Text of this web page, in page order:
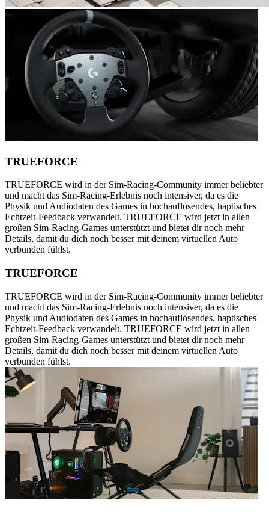
TRUEFORCE
TRUEFORCE wird in der Sim-Racing-Community immer beliebter
und macht das Sim-Racing-Erlebnis noch intensiver, da es die
Physik und Audiodaten des Games in hochauflösendes, haptisches
Echtzeit-Feedback verwandelt. TRUEFORCE wird jetzt in allen
großen Sim-Racing-Games unterstützt und bietet dir noch mehr
Details, damit du dich noch besser mit deinem virtuellen Auto
verbunden fühlst.
TRUEFORCE
TRUEFORCE wird in der Sim-Racing-Community immer beliebter
und macht das Sim-Racing-Erlebnis noch intensiver, da es die
Physik und Audiodaten des Games in hochauflösendes, haptisches
Echtzeit-Feedback verwandelt. TRUEFORCE wird jetzt in allen
großen Sim-Racing-Games unterstützt und bietet dir noch mehr
Details, damit du dich noch besser mit deinem virtuellen Auto
verbunden fühlst.